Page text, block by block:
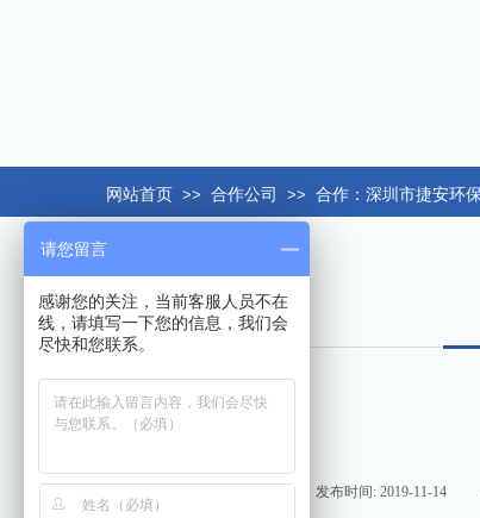
网站首页 >> 合作公司 >> 合作：深圳市捷安环
发布时间: 2019-11-14
请您留言
感谢您的关注，当前客服人员不在
线，请填写一下您的信息，我们会
尽快和您联系。